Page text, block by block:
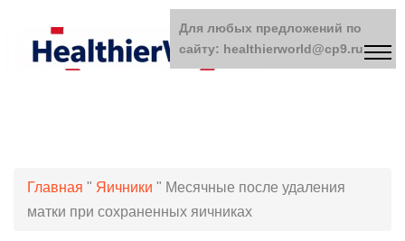
Главная " Яичники " Месячные после удаления
матки при сохраненных яичниках
Для любых предложений по
сайту: healthierworld@cp9.ru